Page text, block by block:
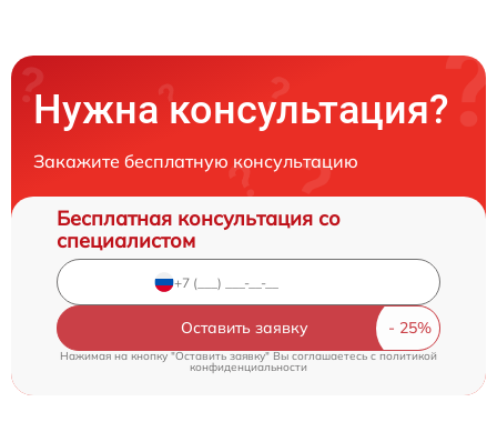
Нужна консультация?
Закажите бесплатную консультацию
Бесплатная консультация со
специалистом
Оставить заявку
Нажимая на кнопку "Оставить заявку" Вы соглашаетесь c политикой
конфиденциальности